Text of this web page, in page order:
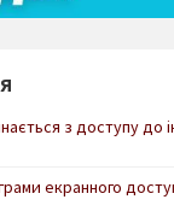
з доступу до
екранного